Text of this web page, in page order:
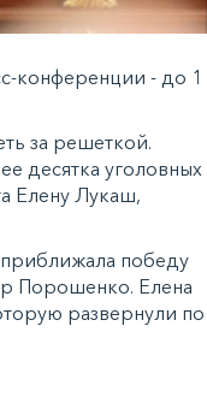
конференции - до 1
за решеткой.
десятка уголовных
Елену Лукаш,
победу
Порошенко. Елена
развернули по